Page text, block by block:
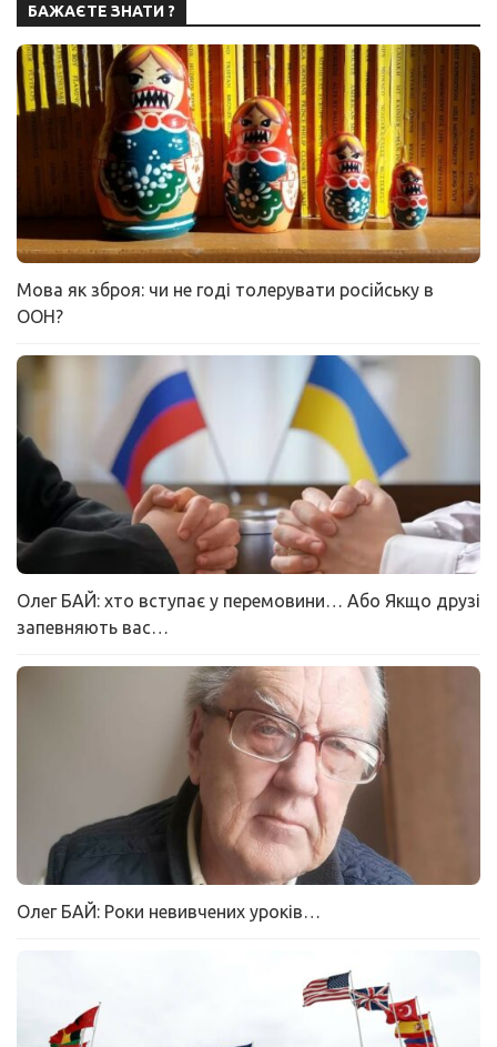
БАЖАЄТЕ ЗНАТИ ?
Мова як зброя: чи не годі толерувати російську в
ООН?
Олег БАЙ: хто вступає у перемовини… Або Якщо друзі
запевняють вас…
Олег БАЙ: Роки невивчених уроків…